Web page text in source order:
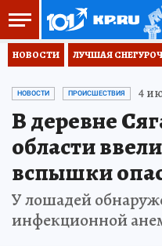
НОВОСТИ ЛУЧШАЯ
НОВОСТИ ПРОИСШЕСТВИЯ 4
В деревне
области
вспышки
У лошадей
инфекционной